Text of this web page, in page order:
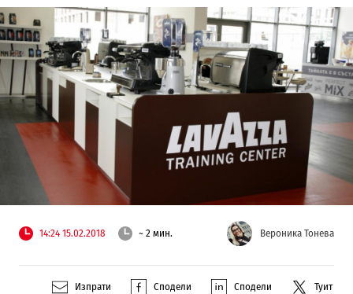
14:24 15.02.2018 ~ 2 мин. Вероника Тонева
Изпрати Сподели Сподели Туит